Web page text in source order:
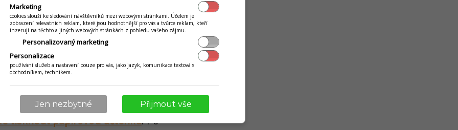
účtenky říká legislativa?
do vašeho
moderního
tisknout papírovou účtenku. Po
Marketing
cookies slouží ke sledování návštěvníků mezi webovými stránkami. Účelem je
zobrazení relevatních reklam, které jsou hodnotnější pro vás a tvůrce reklam, kteří
inzerují na těchto a jiných webových stránkách z pohledu vašeho zájmu.
Personalizovaný marketing
Personalizace
používání služeb a nastavení pouze pro vás, jako jazyk, komunikace textová s
obchodníkem, technikem.
Jen nezbytné Přijmout vše